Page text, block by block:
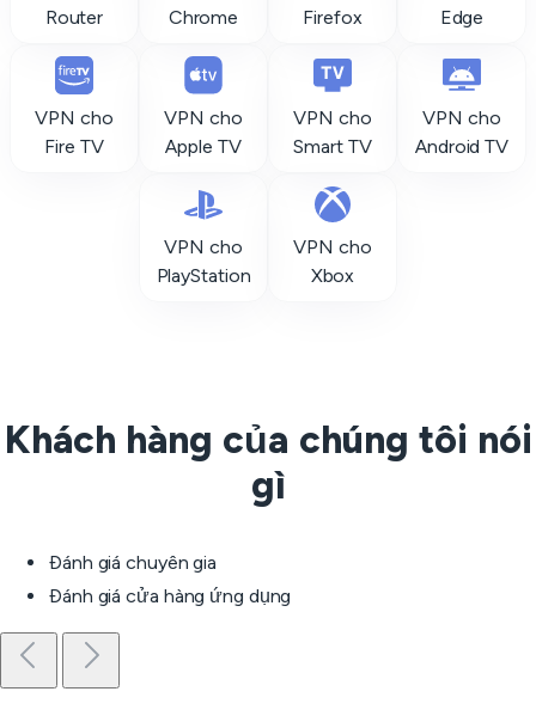
Router
Chrome
Firefox
Edge
VPN cho
Fire TV
VPN cho
Apple TV
VPN cho
Smart TV
VPN cho
Android TV
VPN cho
PlayStation
VPN cho
Xbox
Khách hàng của chúng tôi nói
gì
Đánh giá chuyên gia
Đánh giá cửa hàng ứng dụng